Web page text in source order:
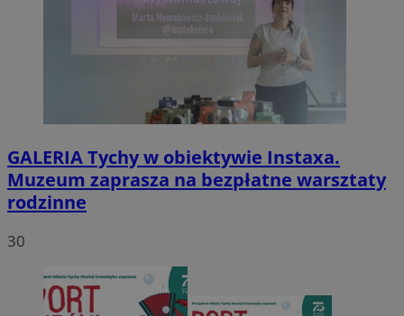
GALERIATychy w obiektywie Instaxa.
Muzeum zaprasza na bezpłatne warsztaty
rodzinne
30